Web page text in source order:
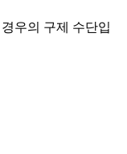
우의 구제 수단입